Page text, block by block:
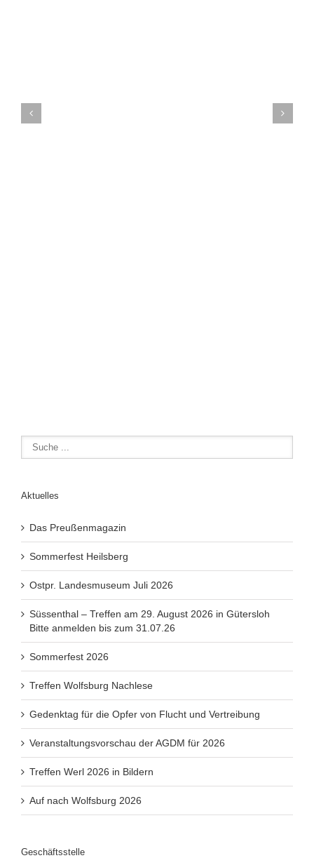
Aktuelles
Das Preußenmagazin
Sommerfest Heilsberg
Ostpr. Landesmuseum Juli 2026
Süssenthal – Treffen am 29. August 2026 in Gütersloh
Bitte anmelden bis zum 31.07.26
Sommerfest 2026
Treffen Wolfsburg Nachlese
Gedenktag für die Opfer von Flucht und Vertreibung
Veranstaltungsvorschau der AGDM für 2026
Treffen Werl 2026 in Bildern
Auf nach Wolfsburg 2026
Geschäftsstelle